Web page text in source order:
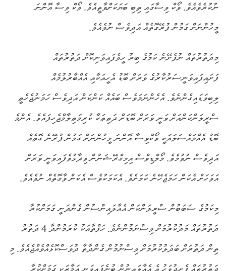
ނުކުރެވެއެވެ. ވޯކް ވިސާގައި ތިބި ބަޔަކަށްވާތީއެވެ. ވޯކް ވިސާ އޮންނަ
މީހުންނަށް ގަމުން ފުރޭގޮތެއް އަދިވެސް ނުވެއެވެ.
މިދަތުރުތައް ނުފެށޭނެ ކަމުގެ ބިރު ހީވެފައިވަނިކޮށް ދަތުރުތައް
ފަށައިފައިވަނީސަރުކާރުގެ ވަރަށް ބޮޑު އެހީއަކާއި އެއްބާރުލުމެއް
ލިބިވަޑައިގެންނެވެ. އެހެންނަމަވެސް ބައެއް ކަންކަން އަދިވެސް ހަމަނުޖެހެތީ
ސްރީލަންކަންއަށް ވަނީ ވަރަށް ބޮޑަށް ދަތިތަކާ ކުރިމަތިލާމްޖެހިފައެވެ. އެންމެ
ބޮޑު އެއްމައްސަލައަކީ ވޯކްވިސާ އޮންނަ މީހުންނަށް ގަމުން ފުރޭނެ ގޮތެއް
އަދިވެސް ނުވުމެވެ. މޯލްޑިވްސް އިމިގްރޭޝަނުން ވިދާޅުވެފައިވަނީ ވަރަށް
އަވަހަށް އެކަން ހަމަޖެހޭނެ ކަމަށެވެ. އެކަމަކުވެސް އެކަން ވާގޮތެއް ނުވެއެވެ.
މިކަމުގެ ސަބަބުން ސްރީލަންކަން އެއާލައިންސުން ގެންދަނީ ގަމަށްކުރާ
ދަތުރުތައް މަދުކުރުމަށް ވިސްނަމުންނެވެ. ހަފްތާއަކު ކުރަމުންދާ 4 ދަތުރު
ތިން ދަތުރަށް ބަދަލުކުރުމަށް ވިސްނުމުން ގެންދާތާ ދުވަސްކޮޅެއްވެއްޖެއެވެ. މި
ދަތުރުތައް ފެށިދުވަހު އެ އެއާލައިނުން ބުނެފައިވަނީ އަމާޒަކީ ގަމަށްކުރާ